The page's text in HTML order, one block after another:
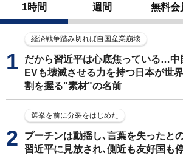
1時間 週間 無料会
経済戦争踏み切れば自国産業崩壊
だから習近平は心底焦っている…中
EVも壊滅させる力を持つ日本が世
割を握る"素材"の名前
選挙を前に分裂をはじめた
プーチンは動揺し､言葉を失ったと
習近平に見放され､側近も友好国も